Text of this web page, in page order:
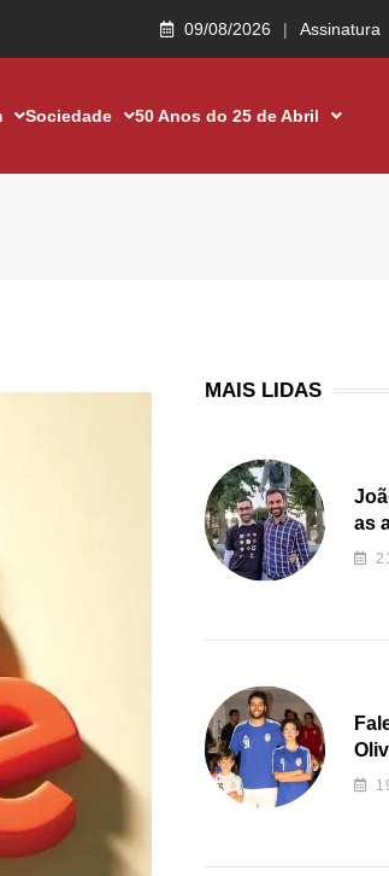
09/08/2026 Assinatura
Sociedade 50 Anos do 25 de Abril
MAIS LIDAS
as